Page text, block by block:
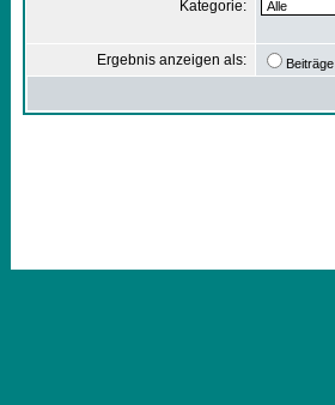
Kategorie:
Ergebnis anzeigen als: Beiträge